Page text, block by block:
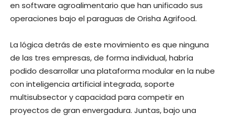
en software agroalimentario que han unificado sus
operaciones bajo el paraguas de Orisha Agrifood.
La lógica detrás de este movimiento es que ninguna
de las tres empresas, de forma individual, habría
podido desarrollar una plataforma modular en la nube
con inteligencia artificial integrada, soporte
multisubsector y capacidad para competir en
proyectos de gran envergadura. Juntas, bajo una